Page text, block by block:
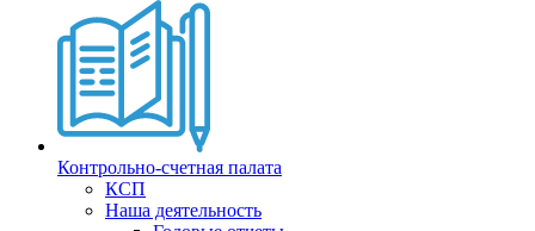
Контрольно-счетная палата
КСП
Наша деятельность